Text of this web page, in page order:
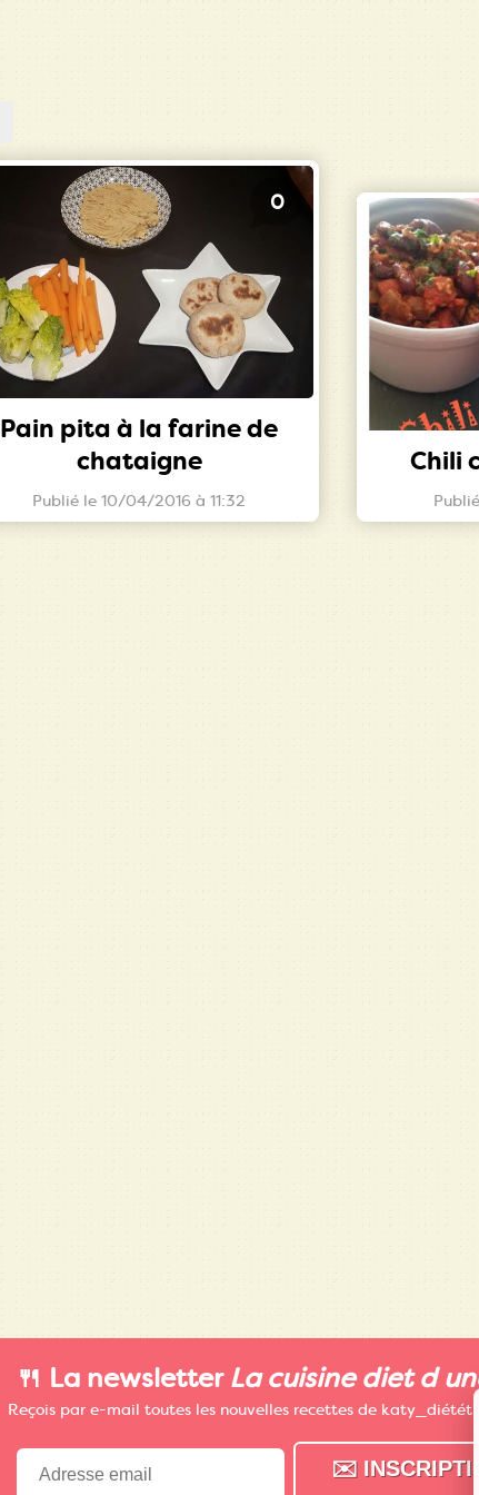
Pain pita à la farine de
chataigne
Publié le 10/04/2016 à 11:32
0
Chili
🍴 La newsletterLa cuisine diet d
Reçois par e-mail toutes les nouvelles recettes de